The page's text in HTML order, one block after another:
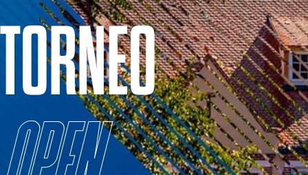
CALENDARIO
TORNEOS
NOTICIAS
MULTIMEDIA
SCOREBOARD
STREAMING
TORNEO